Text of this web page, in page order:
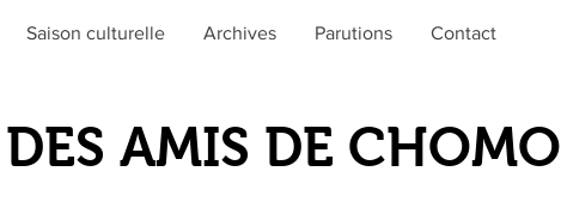
Saison culturelle Archives Parutions Contact
AMIS DE CHOMO